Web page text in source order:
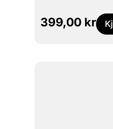
399,00 kr